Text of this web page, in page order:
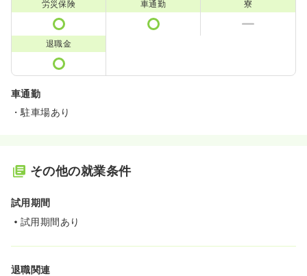
労災保険 車通勤 寮
退職金
車通勤
・駐車場あり
その他の就業条件
試用期間
試用期間あり
退職関連